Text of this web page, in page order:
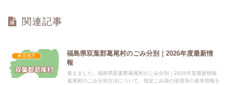
関連記事
東北地方
福島県双葉郡葛尾村のごみ分別｜2026年度最新情
報
覚えました。福島県双葉郡葛尾村のごみ分別｜2026年度最新情報
葛尾村のごみ分別方法について、指定ごみ袋の使用等の基本情報を